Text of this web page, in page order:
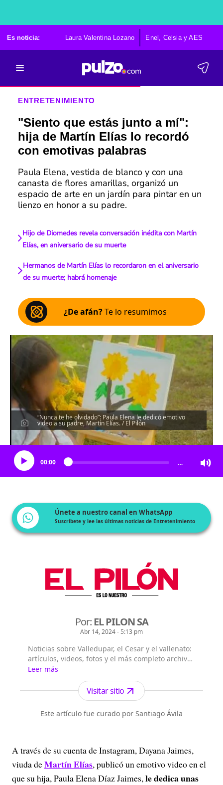
Es noticia: Laura Valentina Lozano Enel, Celsia y AES
ENTRETENIMIENTO
"Siento que estás junto a mí":
hija de Martín Elías lo recordó
con emotivas palabras
Paula Elena, vestida de blanco y con una
canasta de flores amarillas, organizó un
espacio de arte en un jardín para pintar en un
lienzo en honor a su padre.
Hijo de Diomedes revela conversación inédita con Martín
Elías, en aniversario de su muerte
Hermanos de Martín Elías lo recordaron en el aniversario
de su muerte; habrá homenaje
¿De afán?Te lo resumimos
“Nunca te he olvidado”: Paula Elena le dedicó emotivo
video a su padre, Martín Elías. / El Pilón
Escucha el artículo
00:00 …
Únete a nuestro canal en WhatsApp
Suscríbete y lee las últimas noticias de Entretenimiento
Por:EL PILON SA
Abr 14, 2024 - 5:13 pm
Noticias sobre Valledupar, el Cesar y el vallenato:
artículos, videos, fotos y el más completo archivo
de noticias de Colombia y el mundo en El Pilón.
Leer más
Visitar sitio
Este artículo fue curado por Santiago Ávila
A través de su cuenta de Instagram, Dayana Jaimes,
viuda deMartín Elías, publicó un emotivo video en el
que su hija, Paula Elena Díaz Jaimes,le dedica unas